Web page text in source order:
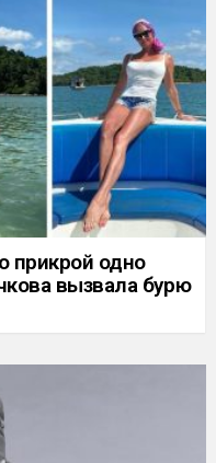
прикрой одно
вызвала бурю